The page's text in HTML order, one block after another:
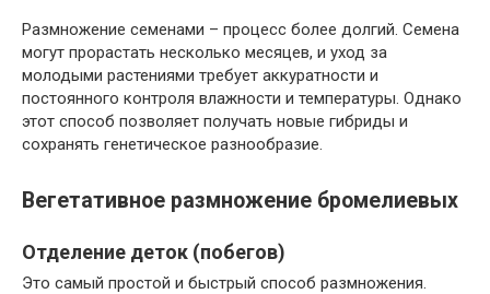
Размножение семенами – процесс более долгий. Семена
могут прорастать несколько месяцев, и уход за
молодыми растениями требует аккуратности и
постоянного контроля влажности и температуры. Однако
этот способ позволяет получать новые гибриды и
сохранять генетическое разнообразие.
Вегетативное размножение бромелиевых
Отделение деток (побегов)
Это самый простой и быстрый способ размножения.